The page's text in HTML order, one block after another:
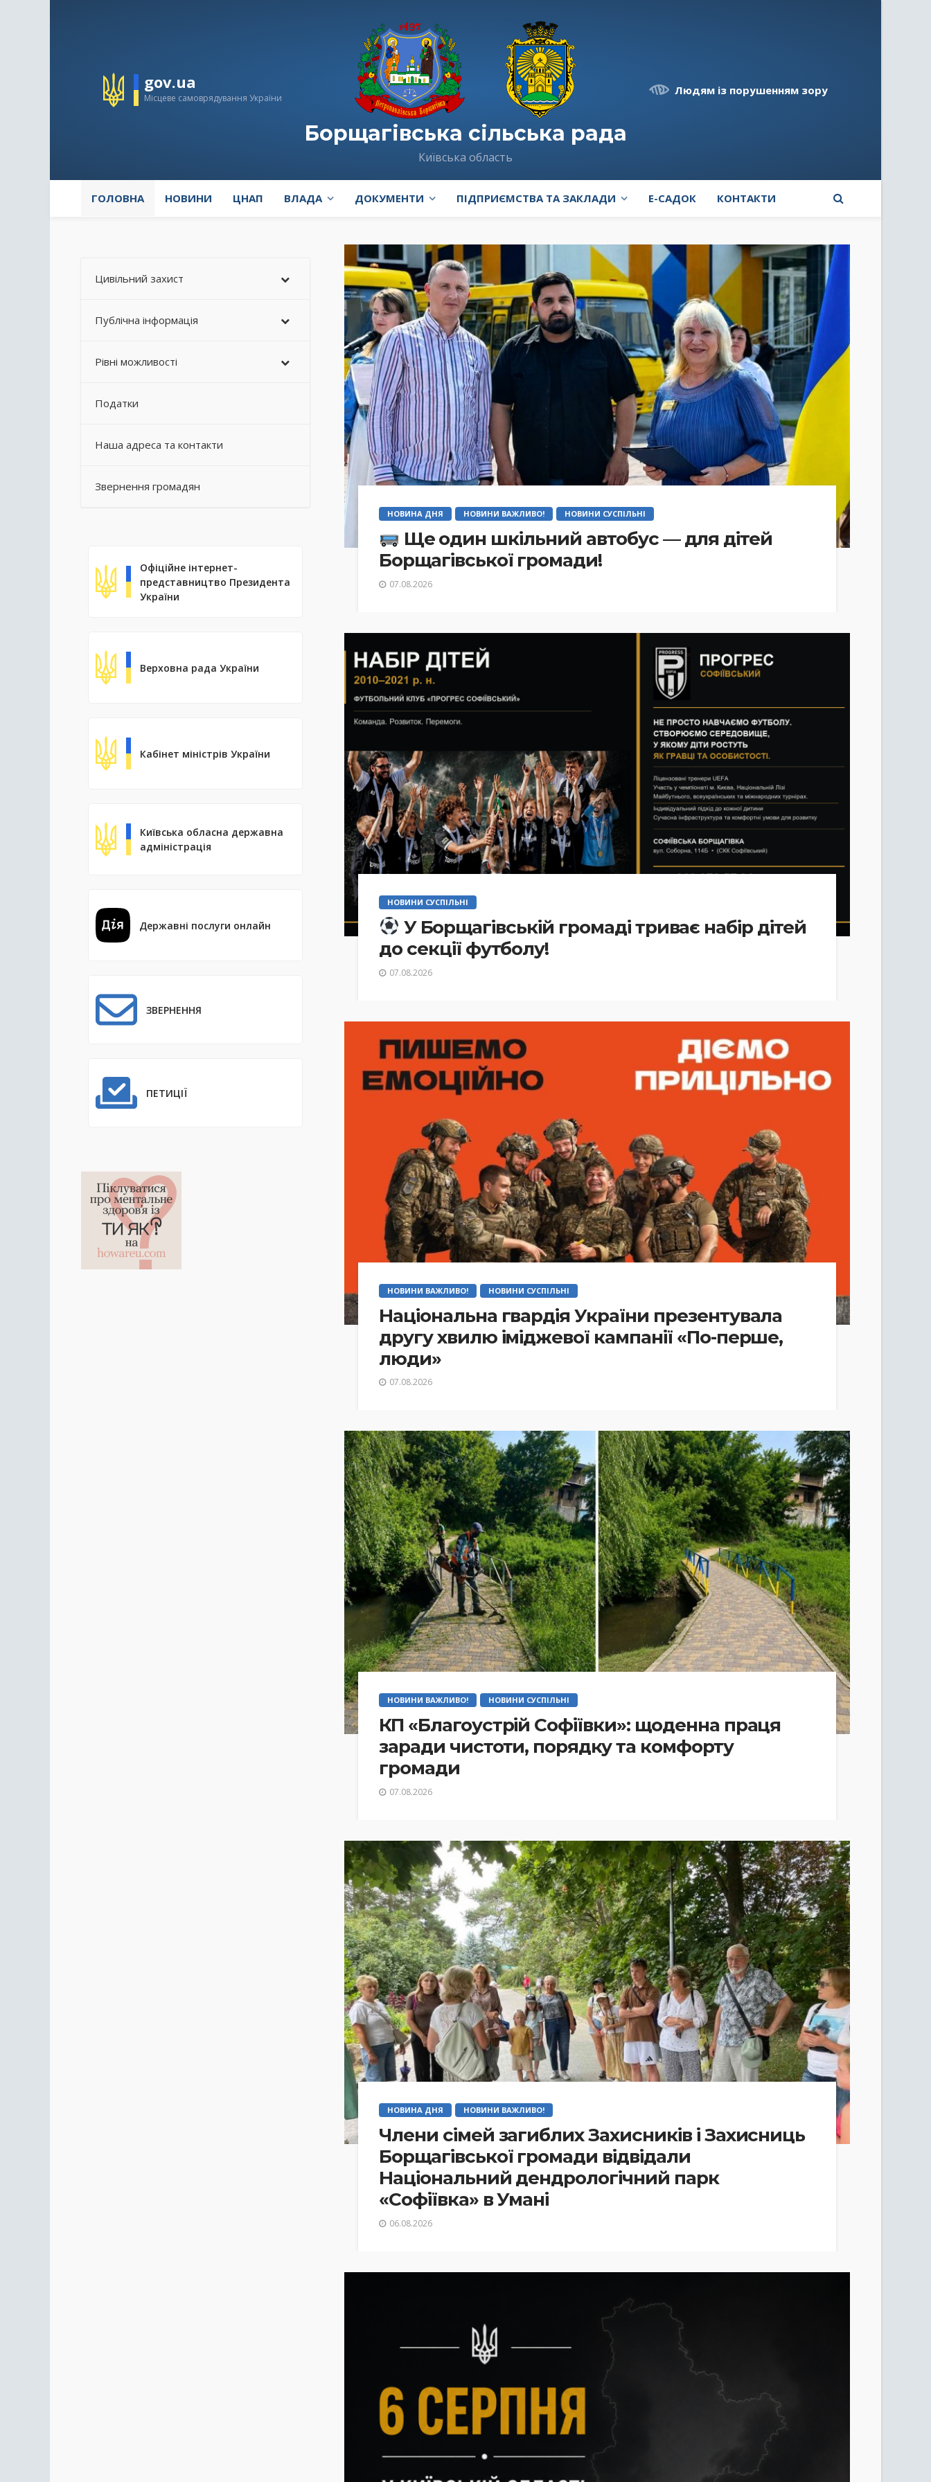
gov.ua
Місцеве самоврядування України
Борщагівська сільська рада
Київська область
Людям із порушенням зору
ГОЛОВНА НОВИНИ ЦНАП ВЛАДА ДОКУМЕНТИ ПІДПРИЄМСТВА ТА ЗАКЛАДИ E-САДОК КОНТАКТИ
НОВИНА ДНЯ НОВИНИ ВАЖЛИВО! НОВИНИ СУСПІЛЬНІ
Ще один шкільний автобус — для дітей
Борщагівської громади!
07.08.2026
НОВИНИ СУСПІЛЬНІ
У Борщагівській громаді триває набір дітей
до секції футболу!
07.08.2026
НОВИНИ ВАЖЛИВО! НОВИНИ СУСПІЛЬНІ
Національна гвардія України презентувала
другу хвилю іміджевої кампанії «По-перше,
люди»
07.08.2026
НОВИНИ ВАЖЛИВО! НОВИНИ СУСПІЛЬНІ
КП «Благоустрій Софіївки»: щоденна праця
заради чистоти, порядку та комфорту
громади
07.08.2026
НОВИНА ДНЯ НОВИНИ ВАЖЛИВО!
Члени сімей загиблих Захисників і Захисниць
Борщагівської громади відвідали
Національний дендрологічний парк
«Софіївка» в Умані
06.08.2026
Цивільний захист
Публічна інформація
Рівні можливості
Податки
Наша адреса та контакти
Звернення громадян
Офіційне інтернет-
представництво Президента
України
Верховна рада України
Кабінет міністрів України
Київська обласна державна
адміністрація
Державні послуги онлайн
ЗВЕРНЕННЯ
ПЕТИЦІЇ